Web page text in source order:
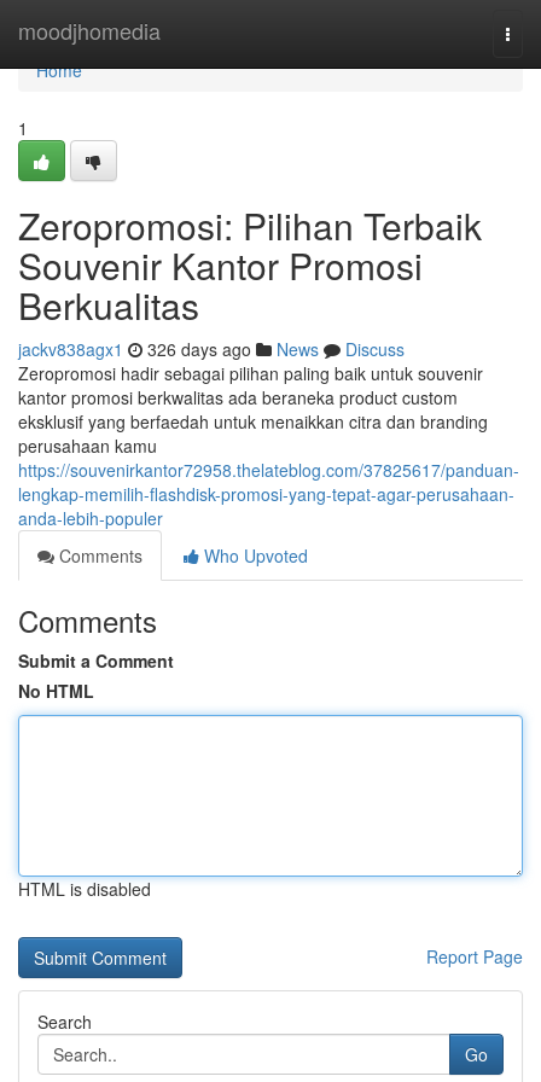
moodjhomedia
Home
Home
1
Zeropromosi: Pilihan Terbaik
Souvenir Kantor Promosi
Berkualitas
jackv838agx1 326 days ago News
Discuss
Zeropromosi hadir sebagai pilihan paling baik untuk souvenir
kantor promosi berkwalitas ada beraneka product custom
eksklusif yang berfaedah untuk menaikkan citra dan branding
perusahaan kamu
https://souvenirkantor72958.thelateblog.com/37825617/panduan-
lengkap-memilih-flashdisk-promosi-yang-tepat-agar-perusahaan-
anda-lebih-populer
Comments
Who Upvoted
Comments
Submit a Comment
No HTML
HTML is disabled
Report Page
Search
Go